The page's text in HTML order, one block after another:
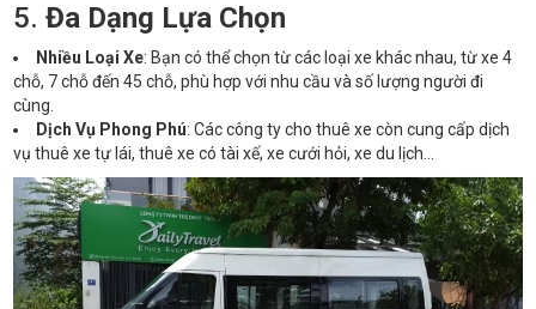
5. Đa Dạng Lựa Chọn
Nhiều Loại Xe: Bạn có thể chọn từ các loại xe khác nhau, từ xe 4
chỗ, 7 chỗ đến 45 chỗ, phù hợp với nhu cầu và số lượng người đi
cùng.
Dịch Vụ Phong Phú: Các công ty cho thuê xe còn cung cấp dịch
vụ thuê xe tự lái, thuê xe có tài xế, xe cưới hỏi, xe du lịch...